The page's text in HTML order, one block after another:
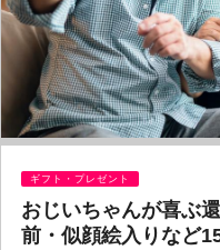
ギフト・プレゼント
おじいちゃんが喜ぶ
前・似顔絵入りなど